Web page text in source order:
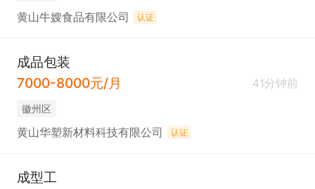
黄山牛嫂食品有限公司 认证
成品包装
7000-8000元/月
41分钟前
徽州区
黄山华塑新材料科技有限公司 认证
成型工